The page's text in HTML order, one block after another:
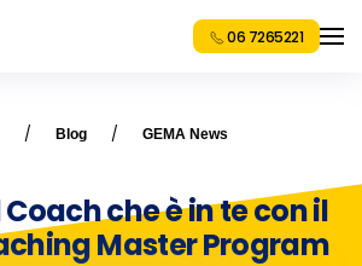
06 7265221
Blog GEMA News
che è in te con il
Master Program